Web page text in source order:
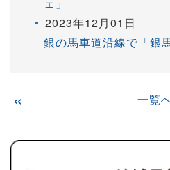
2023年12月01日
銀の馬車道沿線で「銀
« 一覧